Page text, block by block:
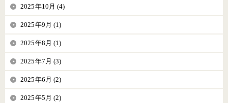
2025年10月 (4)
2025年9月 (1)
2025年8月 (1)
2025年7月 (3)
2025年6月 (2)
2025年5月 (2)